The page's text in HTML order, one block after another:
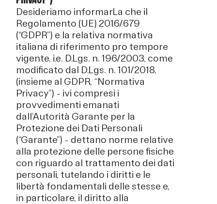
Desideriamo informarLa che il
Regolamento (UE) 2016/679
(“GDPR”) e la relativa normativa
italiana di riferimento pro tempore
vigente, i.e. D.Lgs. n. 196/2003, come
modificato dal D.Lgs. n. 101/2018,
(insieme al GDPR, “Normativa
Privacy”) - ivi compresi i
provvedimenti emanati
dall’Autorità Garante per la
Protezione dei Dati Personali
(“Garante”) - dettano norme relative
alla protezione delle persone fisiche
con riguardo al trattamento dei dati
personali, tutelando i diritti e le
libertà fondamentali delle stesse e,
in particolare, il diritto alla